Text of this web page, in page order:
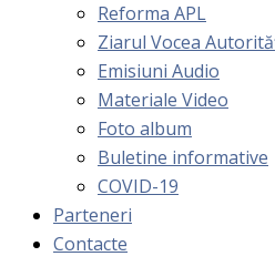
Reforma APL
Ziarul Vocea
Emisiuni Audio
Materiale Video
Foto album
Buletine informative
COVID-19
Parteneri
Contacte